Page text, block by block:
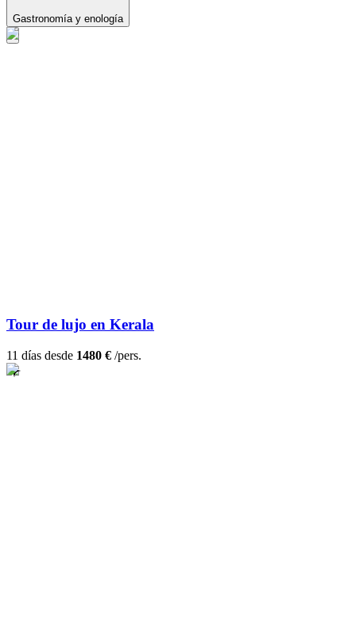
Gastronomía y enología
Tour de lujo en Kerala
11 días desde 1480 € /pers.